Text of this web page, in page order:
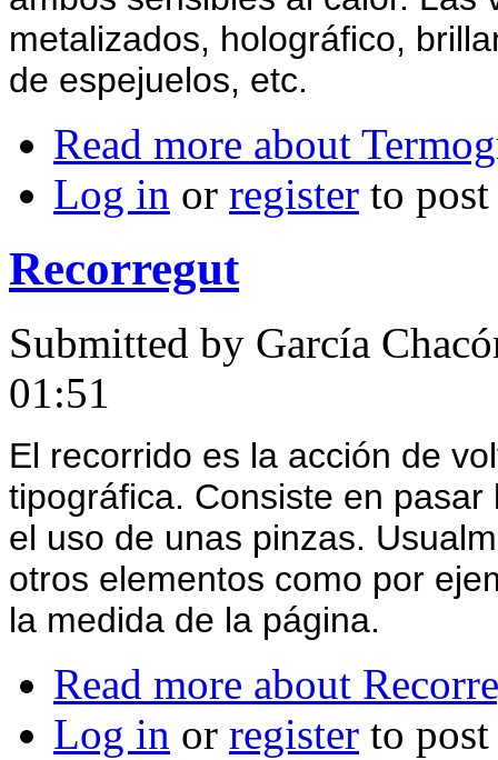
metalizados, holográfico,
de espejuelos, etc.
Read more about
Log in or register to
Recorregut
Submitted by García
01:51
El recorrido es la acción de
tipográfica. Consiste en
el uso de unas pinzas.
otros elementos como por
la medida de la página.
Read more about
Log in or register to